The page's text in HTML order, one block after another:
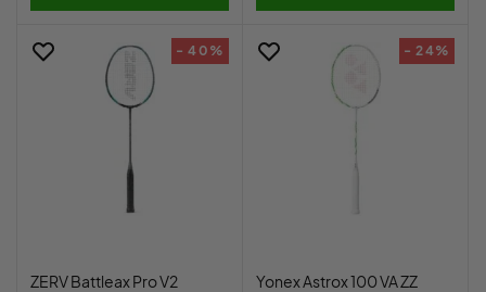
- 40%
ZERV Battleax Pro V2
- 24%
Yonex Astrox 100 VA ZZ